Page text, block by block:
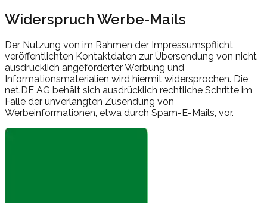
Widerspruch Werbe-Mails
Der Nutzung von im Rahmen der Impressumspflicht
veröffentlichten Kontaktdaten zur Übersendung von nicht
ausdrücklich angeforderter Werbung und
Informationsmaterialien wird hiermit widersprochen. Die
net.DE AG behält sich ausdrücklich rechtliche Schritte im
Falle der unverlangten Zusendung von
Werbeinformationen, etwa durch Spam-E-Mails, vor.